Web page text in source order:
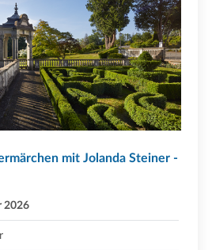
mit Jolanda Steiner -
2026